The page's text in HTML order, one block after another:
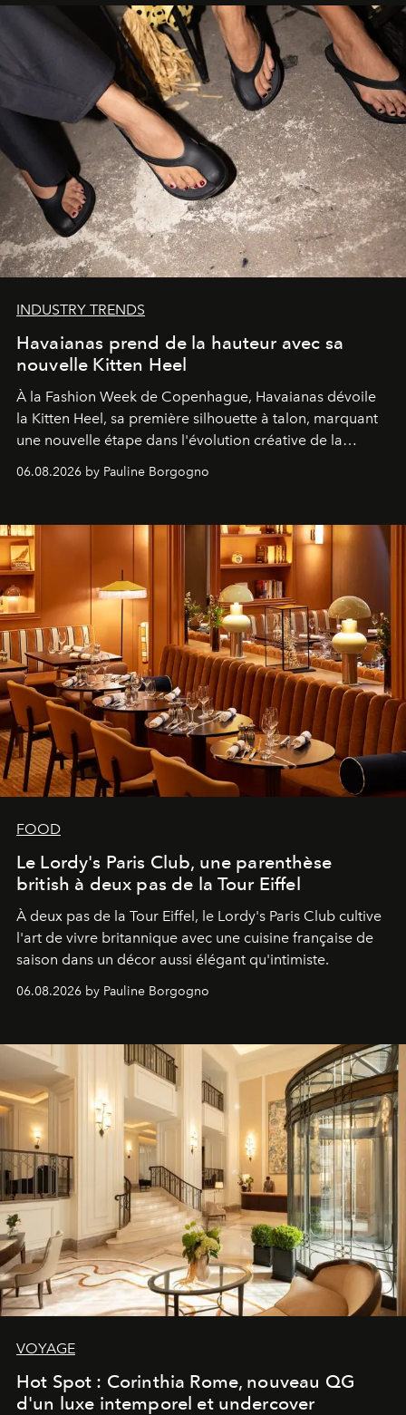
INDUSTRY TRENDS
Havaianas prend de la hauteur avec sa
nouvelle Kitten Heel
À la Fashion Week de Copenhague, Havaianas dévoile
la Kitten Heel, sa première silhouette à talon, marquant
une nouvelle étape dans l'évolution créative de la
06.08.2026 by Pauline Borgogno
FOOD
Le Lordy's Paris Club, une parenthèse
british à deux pas de la Tour Eiffel
À deux pas de la Tour Eiffel, le Lordy's Paris Club cultive
l'art de vivre britannique avec une cuisine française de
saison dans un décor aussi élégant qu'intimiste.
06.08.2026 by Pauline Borgogno
VOYAGE
Hot Spot : Corinthia Rome, nouveau QG
d'un luxe intemporel et undercover